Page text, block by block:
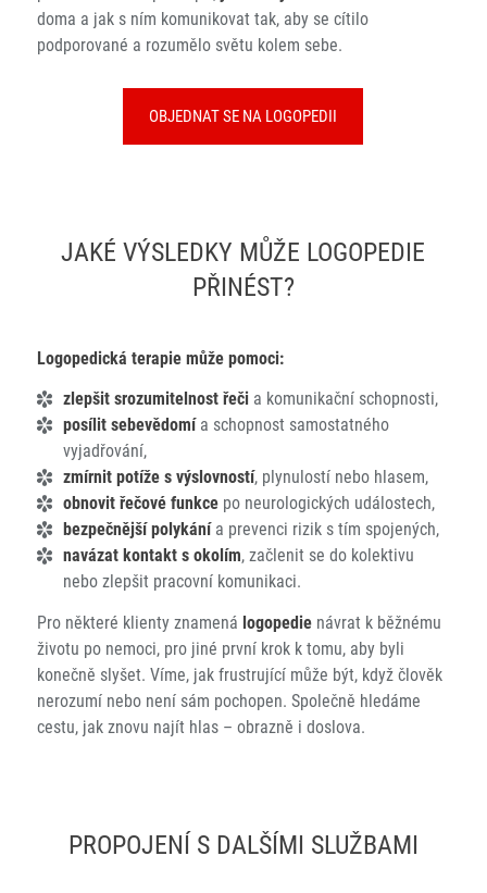
doma a jak s ním komunikovat tak, aby se cítilo
podporované a rozumělo světu kolem sebe.
OBJEDNAT SE NA LOGOPEDII
JAKÉ VÝSLEDKY MŮŽE LOGOPEDIE
PŘINÉST?
Logopedická terapie může pomoci:
zlepšit srozumitelnost řečia komunikační schopnosti,
posílit sebevědomí a schopnost samostatného
vyjadřování,
zmírnit potíže s výslovností, plynulostí nebo hlasem,
obnovit řečové funkcepo neurologických událostech,
bezpečnější polykánía prevenci rizik s tím spojených,
navázat kontakt s okolím, začlenit se do kolektivu
nebo zlepšit pracovní komunikaci.
Pro některé klienty znamená logopedienávrat k běžnému
životu po nemoci, pro jiné první krok k tomu, aby byli
konečně slyšet. Víme, jak frustrující může být, když člověk
nerozumí nebo není sám pochopen. Společně hledáme
cestu, jak znovu najít hlas – obrazně i doslova.
PROPOJENÍ S DALŠÍMI SLUŽBAMI